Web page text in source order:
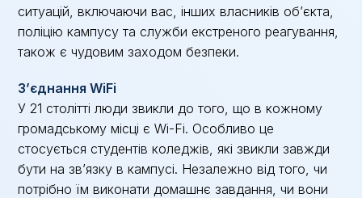
ситуацій, включаючи вас, інших власників об’єкта,
поліцію кампусу та служби екстреного реагування,
також є чудовим заходом безпеки.
З’єднання WiFi
У 21 столітті люди звикли до того, що в кожному
громадському місці є Wi-Fi. Особливо це
стосується студентів коледжів, які звикли завжди
бути на зв’язку в кампусі. Незалежно від того, чи
потрібно їм виконати домашнє завдання, чи вони